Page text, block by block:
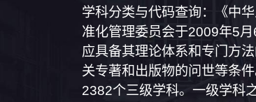
学科分类与代码查询：《中
准化管理委员会于2009年5
应具备其理论体系和专门方
关专著和出版物的问世等条
2382个三级学科。一级学科